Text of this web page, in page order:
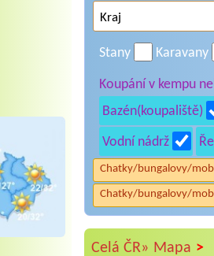
Stany Karavany
Koupání v kempu
Bazén(koupaliště)
Vodní nádrž
Chatky/bungalovy/
Chatky/bungalovy/
Celá ČR» Mapa >